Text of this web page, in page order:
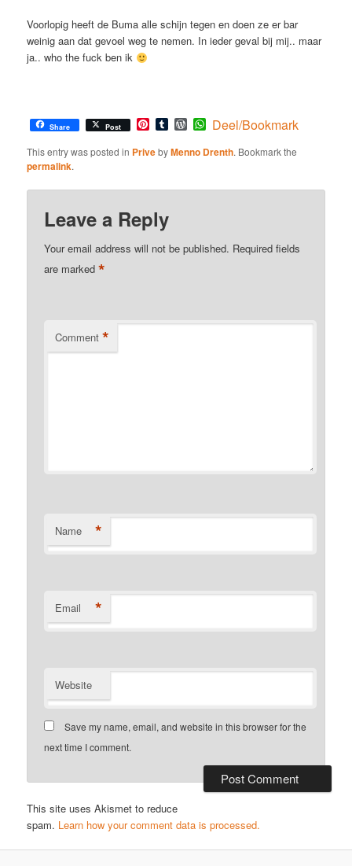
Voorlopig heeft de Buma alle schijn tegen en doen ze er bar
weinig aan dat gevoel weg te nemen. In ieder geval bij mij.. maar
ja.. who the fuck ben ik
Share Post Pinterest
TumblrWordPress
WhatsApp
Deel/Bookmark
This entry was posted in PrivebyMenno Drenth. Bookmark the
permalink.
Leave a Reply
Your email address will not be published. Required fields
are marked*
Comment *
Name *
Email *
Website
Save my name, email, and website in this browser for the
next time I comment.
This site uses Akismet to reduce
spam. Learn how your comment data is processed.